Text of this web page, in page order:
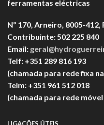
ferramentas eléctricas
Nº 170, Arneiro, 8005-412,
Contribuinte: 502 225 840
Email:
Telf: +351 289 816 193
(chamada para rede fixa
Telm: +351 961 512 018
(chamada para rede